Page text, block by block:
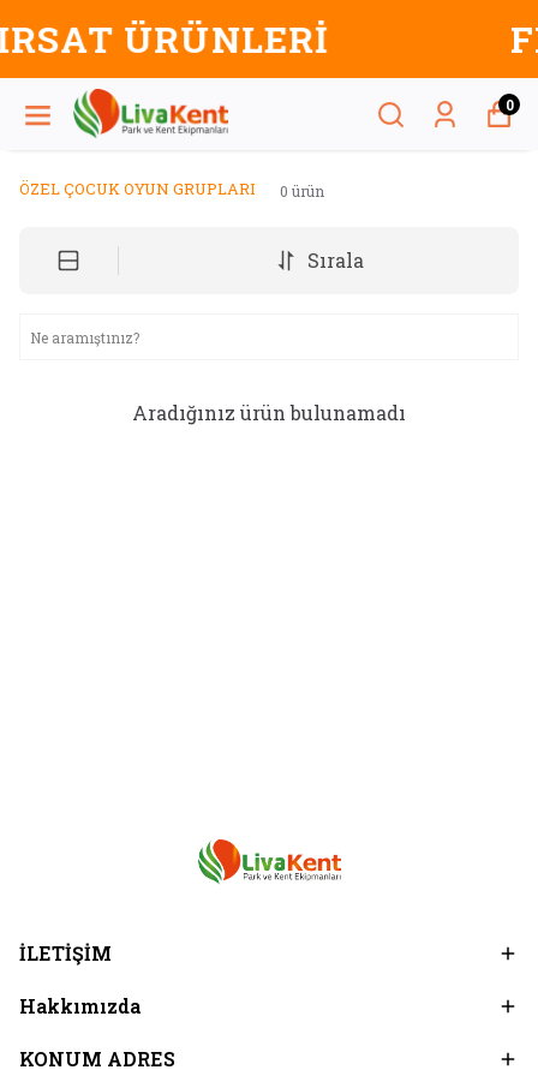
FIRSAT
0
ÖZEL ÇOCUK OYUN GRUPLARI 0 ürün
Sırala
Aradığınız ürün bulunamadı
İLETİŞİM
Hakkımızda
KONUM ADRES